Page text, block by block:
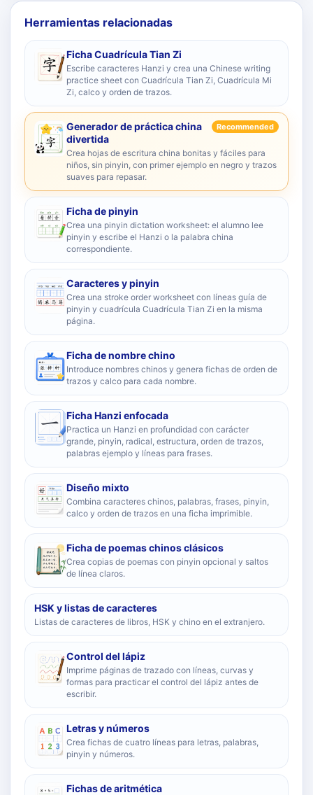
Herramientas relacionadas
Ficha Cuadrícula Tian Zi
Escribe caracteres Hanzi y crea una Chinese writing
practice sheet con Cuadrícula Tian Zi, Cuadrícula Mi
Zi, calco y orden de trazos.
Generador de práctica china
divertida
Recommended
Crea hojas de escritura china bonitas y fáciles para
niños, sin pinyin, con primer ejemplo en negro y trazos
suaves para repasar.
Ficha de pinyin
Crea una pinyin dictation worksheet: el alumno lee
pinyin y escribe el Hanzi o la palabra china
correspondiente.
Caracteres y pinyin
Crea una stroke order worksheet con líneas guía de
pinyin y cuadrícula Cuadrícula Tian Zi en la misma
página.
Ficha de nombre chino
Introduce nombres chinos y genera fichas de orden de
trazos y calco para cada nombre.
Ficha Hanzi enfocada
Practica un Hanzi en profundidad con carácter
grande, pinyin, radical, estructura, orden de trazos,
palabras ejemplo y líneas para frases.
Diseño mixto
Combina caracteres chinos, palabras, frases, pinyin,
calco y orden de trazos en una ficha imprimible.
Ficha de poemas chinos clásicos
Crea copias de poemas con pinyin opcional y saltos
de línea claros.
HSK y listas de caracteres
Listas de caracteres de libros, HSK y chino en el extranjero.
Control del lápiz
Imprime páginas de trazado con líneas, curvas y
formas para practicar el control del lápiz antes de
escribir.
Letras y números
Crea fichas de cuatro líneas para letras, palabras,
pinyin y números.
Fichas de aritmética